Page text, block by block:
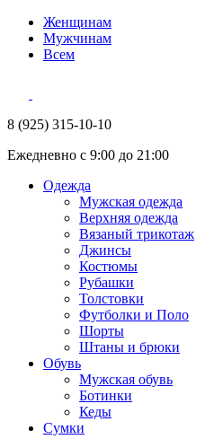
Женщинам
Мужчинам
Всем
8 (925) 315-10-10
Ежедневно с 9:00 до 21:00
Одежда
Мужская одежда
Верхняя одежда
Вязаный трикотаж
Джинсы
Костюмы
Рубашки
Толстовки
Футболки и Поло
Шорты
Штаны и брюки
Обувь
Мужская обувь
Ботинки
Кеды
Сумки